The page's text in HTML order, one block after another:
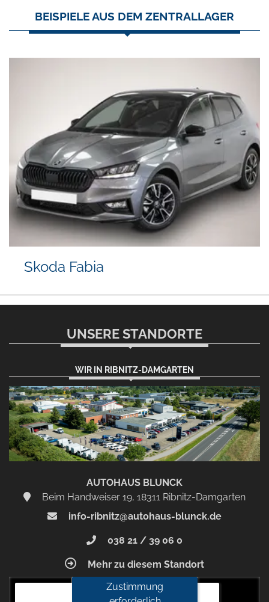
BEISPIELE AUS DEM ZENTRALLAGER
Skoda Fabia
UNSERE STANDORTE
WIR IN RIBNITZ-DAMGARTEN
AUTOHAUS BLUNCK
Beim Handweiser 19, 18311 Ribnitz-Damgarten
info-ribnitz@autohaus-blunck.de
038 21 / 39 06 0
Mehr zu diesem Standort
Autohaus Blunck
Zustimmung